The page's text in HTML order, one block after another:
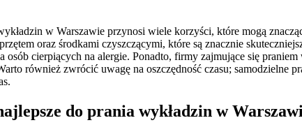
w Warszawie przynosi wiele korzyści, które mogą
oraz środkami czyszczącymi, które są znacznie
osób cierpiących na alergie. Ponadto, firmy zajmujące się
również zwrócić uwagę na oszczędność czasu; samodzielne
do prania wykładzin w